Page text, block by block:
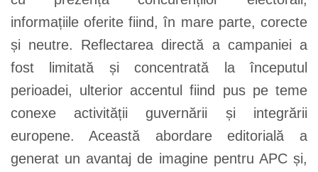
informațiile oferite fiind, în mare parte, corecte
și neutre. Reflectarea directă a campaniei a
fost limitată și concentrată la începutul
perioadei, ulterior accentul fiind pus pe teme
conexe activității guvernării și integrării
europene. Această abordare editorială a
generat un avantaj de imagine pentru APC și,